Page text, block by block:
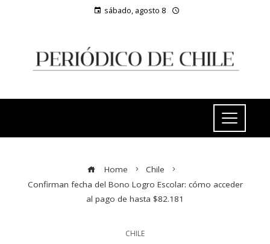
sábado, agosto 8
Home
Chile
Confirman fecha del Bono Logro Escolar: cómo acceder
al pago de hasta $82.181
CHILE